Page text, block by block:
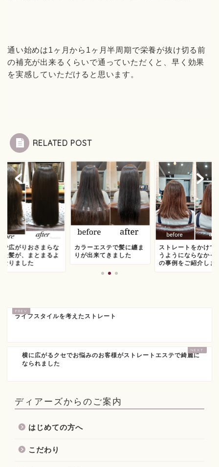
通い始めは1ヶ月から1ヶ月半周期で栄養が抜け切る前
の補充が出来るくらいで通っていただくと、早く効果
を実感していただけると思います。
RELATED POST
で広がりおさまらな
た髪が、まとまるよ
なりました
カラーエステで髪に纏ま
りが出来てきました
ストレートをかけて
うようにならなかっ
の事例をご紹介しま
ライフスタイルを考えたストレート
横に広がるクセでお悩みのお客様がストレートエステで綺麗に
なられました
ディアーズからのご案内
はじめての方へ
こだわり